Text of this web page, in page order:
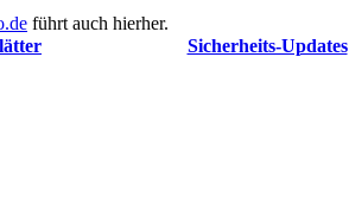
führt auch hierher.
Sicherheits-Updates